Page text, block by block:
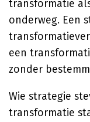
transformatie
onderweg. Een
een
zonder
Wie strategie
transformatie